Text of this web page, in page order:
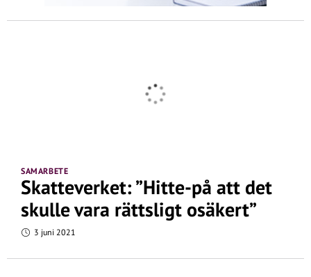
SAMARBETE
Skatteverket: ”Hitte-på att det
skulle vara rättsligt osäkert”
3 juni 2021